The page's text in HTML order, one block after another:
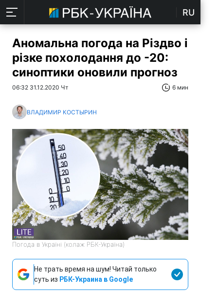
RU
Аномальна погода на Різдво і
різке похолодання до -20:
синоптики оновили прогноз
06:32 31.12.2020 Чт 6 мин
ВЛАДИМИР КОСТЫРИН
Погода в Україні (колаж РБК-Україна)
Не трать время на шум! Читай только
суть из РБК-Украина в Google